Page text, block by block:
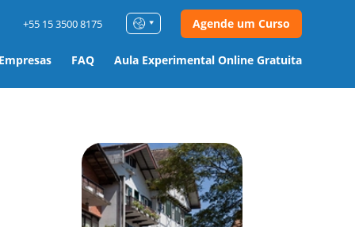
FAQ Aula Experimental Online Gratuita
+55 15 3500 8175 Agende um Curso